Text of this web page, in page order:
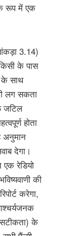
रूप में एक
3.14)
के पास
के साथ
लग सकता
जटिल
होता
अनुमान
देगा।
रेडियो
की
करेगा,
के